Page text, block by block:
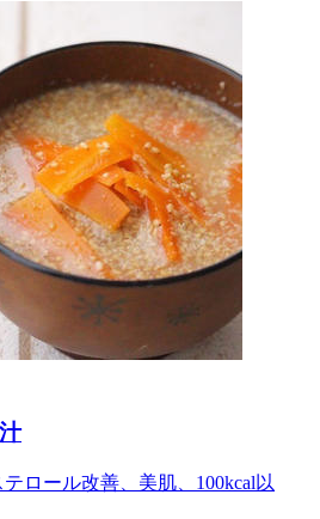
ロール改善、美肌、100kcal以